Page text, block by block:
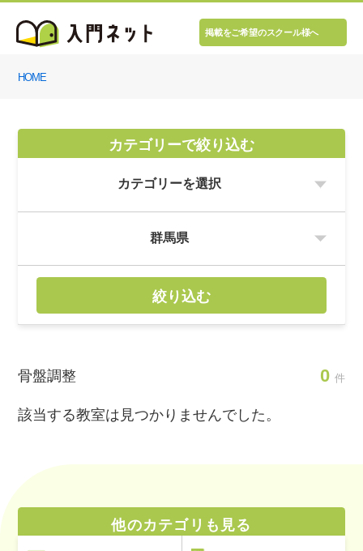
掲載をご希望のスクール様へ
HOME
カテゴリーで絞り込む
絞り込む
骨盤調整 0 件
該当する教室は見つかりませんでした。
他のカテゴリも見る